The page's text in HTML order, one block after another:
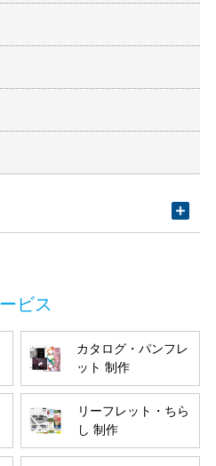
カタログ・パンフレ
ット 制作
リーフレット・ちら
し 制作